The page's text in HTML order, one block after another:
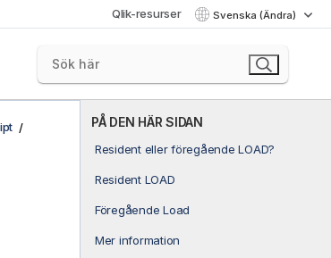
Qlik-resurser Svenska (Ändra)
PÅ DEN HÄR SIDAN
Resident eller föregående LOAD?
Resident LOAD
Föregående Load
Mer information